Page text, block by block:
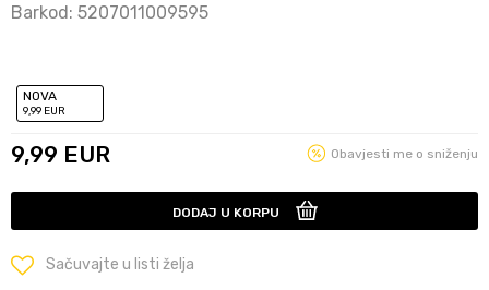
Barkod: 5207011009595
NOVA
9,99 EUR
9,99 EUR Obavjesti me o sniženju
DODAJ U KORPU
Sačuvajte u listi želja